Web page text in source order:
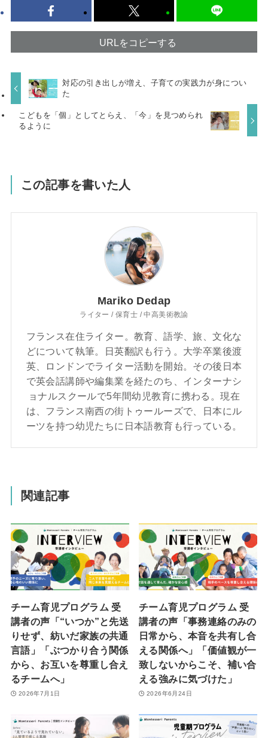
URLをコピーする
対応の引き出しが増え、子育ての実践力が身につい
た
こどもを「個」としてとらえ、「今」を見つめられ
るように
この記事を書いた人
Mariko Dedap
ライター / 保育士 / 中高美術教諭
フランス在住ライター。教育、語学、旅、文化な
どについて執筆。日英翻訳も行う。大学卒業後渡
英、ロンドンでライター活動を開始。その後日本
で英会話講師や編集業を経たのち、インターナシ
ョナルスクールで5年間幼児教育に携わる。現在
は、フランス南西の街トゥールーズで、日本にル
ーツを持つ幼児たちに日本語教育も行っている。
関連記事
チーム育児プログラム 受
講者の声「“いつか”と先送
りせず、紡いだ家族の共通
言語」「ぶつかり合う関係
から、お互いを尊重し合え
るチームへ」
2026年7月1日
チーム育児プログラム 受
講者の声「事務連絡のみの
日常から、本音を共有し合
える関係へ」「価値観が一
致しないからこそ、補い合
える強みに気づけた」
2026年6月24日